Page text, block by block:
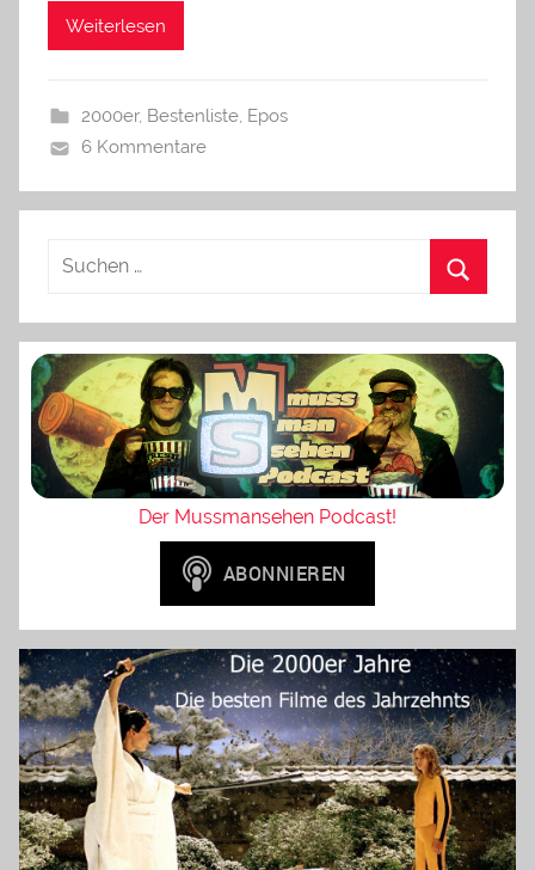
Weiterlesen
2000er, Bestenliste, Epos
6 Kommentare
Der Mussmansehen Podcast!